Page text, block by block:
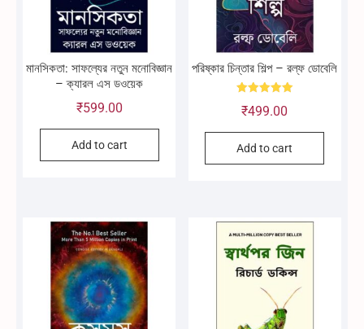
মানসিকতা: সাফল্যের নতুন মনোবিজ্ঞান
– ক্যারল এস ডওয়েক
₹599.00
Add to cart
পরিষ্কার চিন্তার শিল্প – রল্ফ ডোবেলি
5.00
₹499.00
Add to cart